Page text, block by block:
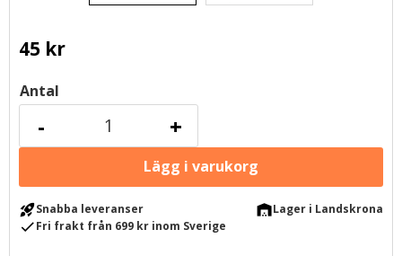
45 kr
Antal
+
-
rocket_launchSnabba leveranser warehouseLager i Landskrona
checkFri frakt från 699 kr inom Sverige